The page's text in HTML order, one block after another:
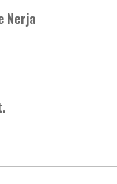
Nerja